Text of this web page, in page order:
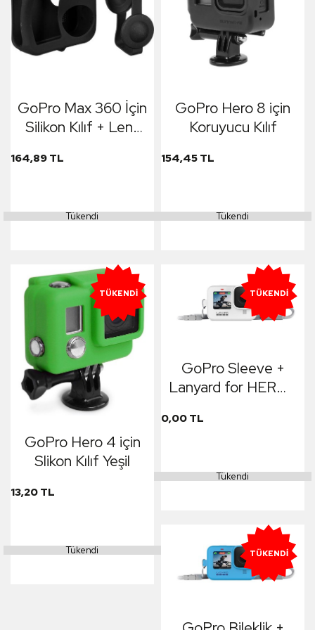
GoPro Max 360 İçin
Silikon Kılıf + Lens
164,89 TL
Tükendi
GoPro Hero 8 için
Koruyucu Kılıf
154,45 TL
Tükendi
TÜKENDI
GoPro Hero 4 için
Slikon Kılıf Yeşil
13,20 TL
Tükendi
TÜKENDI
GoPro Sleeve +
Lanyard for HERO9
0,00 TL
Tükendi
TÜKENDI